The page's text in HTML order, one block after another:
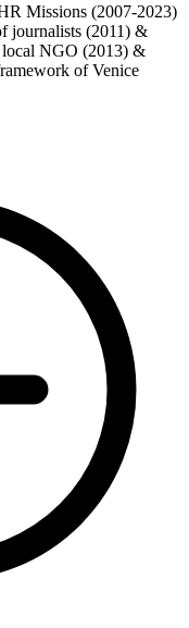
Missions (2007-2023)
journalists (2011) &
local NGO (2013) &
of Venice